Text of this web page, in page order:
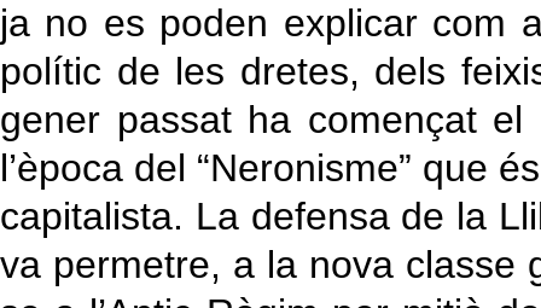
ja no es poden explicar com
polític de les dretes, dels
gener passat ha començat
l’època del “Neronisme” que
capitalista. La defensa de la
va permetre, a la nova classe